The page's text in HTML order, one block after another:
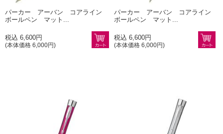
パーカー アーバン コアライン
ボールペン マット...
税込 6,600円
(本体価格 6,000円)
パーカー アーバン コアライン
ボールペン マット...
税込 6,600円
(本体価格 6,000円)